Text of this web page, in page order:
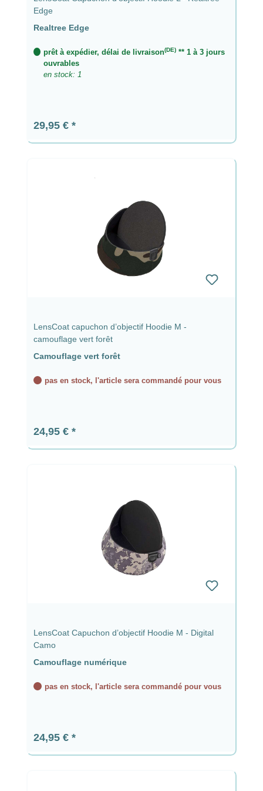
Edge
Realtree Edge
prêt à expédier, délai de livraison(DE)** 1 à 3 jours
ouvrables
en stock: 1
Prix régulier :
29,95 €
LensCoat capuchon d’objectif Hoodie M -
camouflage vert forêt
Camouflage vert forêt
pas en stock, l'article sera commandé pour vous
Prix régulier :
24,95 €
LensCoat Capuchon d’objectif Hoodie M - Digital
Camo
Camouflage numérique
pas en stock, l'article sera commandé pour vous
Prix régulier :
24,95 €